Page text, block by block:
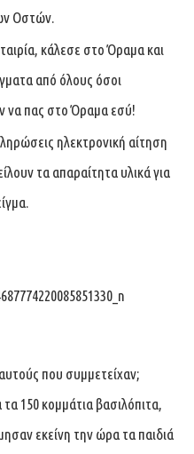
Οστών.
κάλεσε στο Όραμα και
από όλους όσοι
να πας στο Όραμα εσύ!
ηλεκτρονική αίτηση
τα απαραίτητα υλικά για
που συμμετείχαν;
τα 150 κομμάτια βασιλόπιτα,
εκείνη την ώρα τα παιδιά